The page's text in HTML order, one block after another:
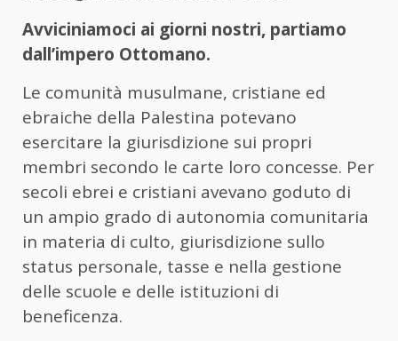
Avviciniamoci ai giorni nostri, partiamo
dall’impero Ottomano.
Le comunità musulmane, cristiane ed
ebraiche della Palestina potevano
esercitare la giurisdizione sui propri
membri secondo le carte loro concesse. Per
secoli ebrei e cristiani avevano goduto di
un ampio grado di autonomia comunitaria
in materia di culto, giurisdizione sullo
status personale, tasse e nella gestione
delle scuole e delle istituzioni di
beneficenza.